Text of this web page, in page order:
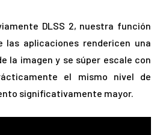
DLSS 2, nuestra función
las aplicaciones rendericen una
la imagen y se súper escale con
el mismo nivel de
significativamente mayor.